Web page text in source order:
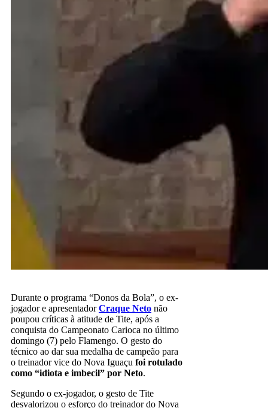
Durante o programa “Donos da Bola”, o ex-
jogador e apresentadorCraque Neto não
poupou críticas à atitude de Tite, após a
conquista do Campeonato Carioca no último
domingo (7) pelo Flamengo. O gesto do
técnico ao dar sua medalha de campeão para
o treinador vice do Nova Iguaçu foi rotulado
como “idiota e imbecil” por Neto.
Segundo o ex-jogador, o gesto de Tite
desvalorizou o esforço do treinador do Nova